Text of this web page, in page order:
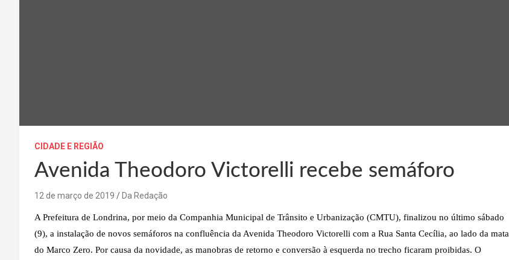
CIDADE E REGIÃO
Avenida Theodoro Victorelli recebe semáforo
12 de março de 2019 Da Redação
A Prefeitura de Londrina, por meio da Companhia Municipal de Trânsito e Urbanização (CMTU), finalizou no último sábado
(9), a instalação de novos semáforos na confluência da Avenida Theodoro Victorelli com a Rua Santa Cecília, ao lado da mata
do Marco Zero. Por causa da novidade, as manobras de retorno e conversão à esquerda no trecho ficaram proibidas. O